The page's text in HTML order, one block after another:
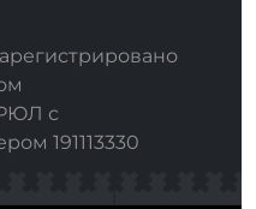
с
191113330